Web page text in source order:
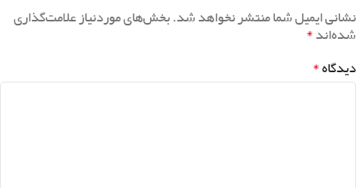
نشانی ایمیل شما منتشر نخواهد شد.بخش‌های موردنیاز علامت‌گذاری
شده‌اند*
دیدگاه*